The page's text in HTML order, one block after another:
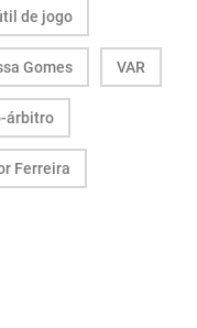
de jogo
Gomes VAR
árbitro
Ferreira